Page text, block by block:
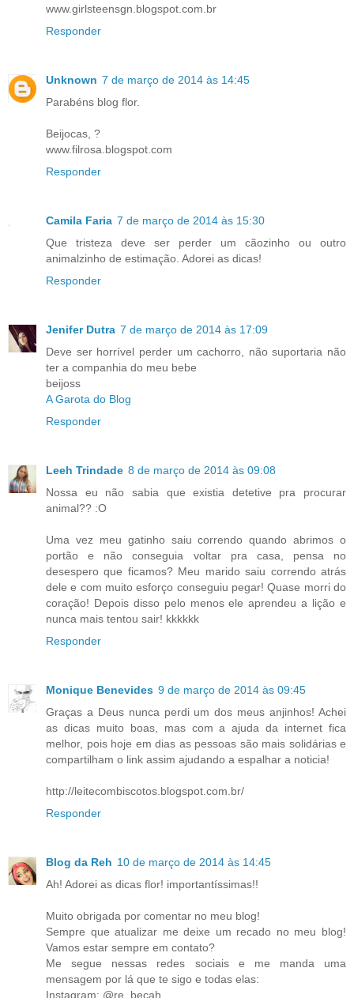
www.girlsteensgn.blogspot.com.br
Responder
Unknown 7 de março de 2014 às 14:45
Parabéns blog flor.
Beijocas, ?
www.filrosa.blogspot.com
Responder
Camila Faria 7 de março de 2014 às 15:30
Que tristeza deve ser perder um cãozinho ou outro
animalzinho de estimação. Adorei as dicas!
Responder
Jenifer Dutra 7 de março de 2014 às 17:09
Deve ser horrível perder um cachorro, não suportaria não
ter a companhia do meu bebe
beijoss
A Garota do Blog
Responder
Leeh Trindade 8 de março de 2014 às 09:08
Nossa eu não sabia que existia detetive pra procurar
animal?? :O
Uma vez meu gatinho saiu correndo quando abrimos o
portão e não conseguia voltar pra casa, pensa no
desespero que ficamos? Meu marido saiu correndo atrás
dele e com muito esforço conseguiu pegar! Quase morri do
coração! Depois disso pelo menos ele aprendeu a lição e
nunca mais tentou sair! kkkkkk
Responder
Monique Benevides 9 de março de 2014 às 09:45
Graças a Deus nunca perdi um dos meus anjinhos! Achei
as dicas muito boas, mas com a ajuda da internet fica
melhor, pois hoje em dias as pessoas são mais solidárias e
compartilham o link assim ajudando a espalhar a noticia!
http://leitecombiscotos.blogspot.com.br/
Responder
Blog da Reh 10 de março de 2014 às 14:45
Ah! Adorei as dicas flor! importantíssimas!!
Muito obrigada por comentar no meu blog!
Sempre que atualizar me deixe um recado no meu blog!
Vamos estar sempre em contato?
Me segue nessas redes sociais e me manda uma
mensagem por lá que te sigo e todas elas:
Instagram: @re_becah